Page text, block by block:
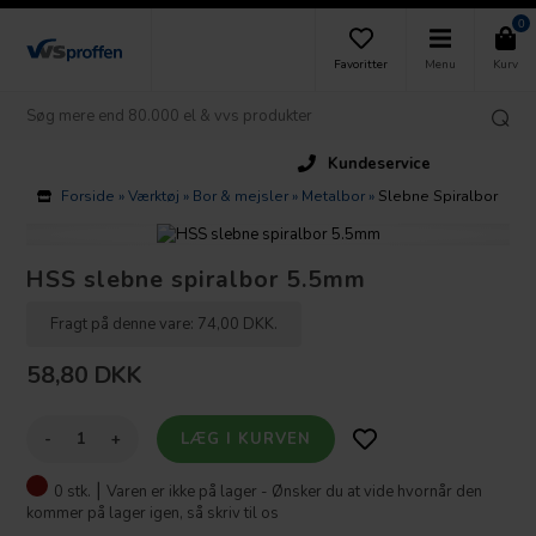
Favoritter Menu
0
Kurv
Kundeservice
Forside »Værktøj » Bor & mejsler » Metalbor » Slebne Spiralbor
HSS slebne spiralbor 5.5mm
Fragt på denne vare: 74,00 DKK.
58,80 DKK
- +
0 stk. ⎮Varen er ikke på lager - Ønsker du at vide hvornår den
kommer på lager igen, så skriv til os